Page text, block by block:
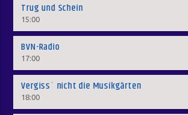
Trug und Schein
15:00
BVN-Radio
17:00
Vergiss´ nicht die Musikgärten
18:00